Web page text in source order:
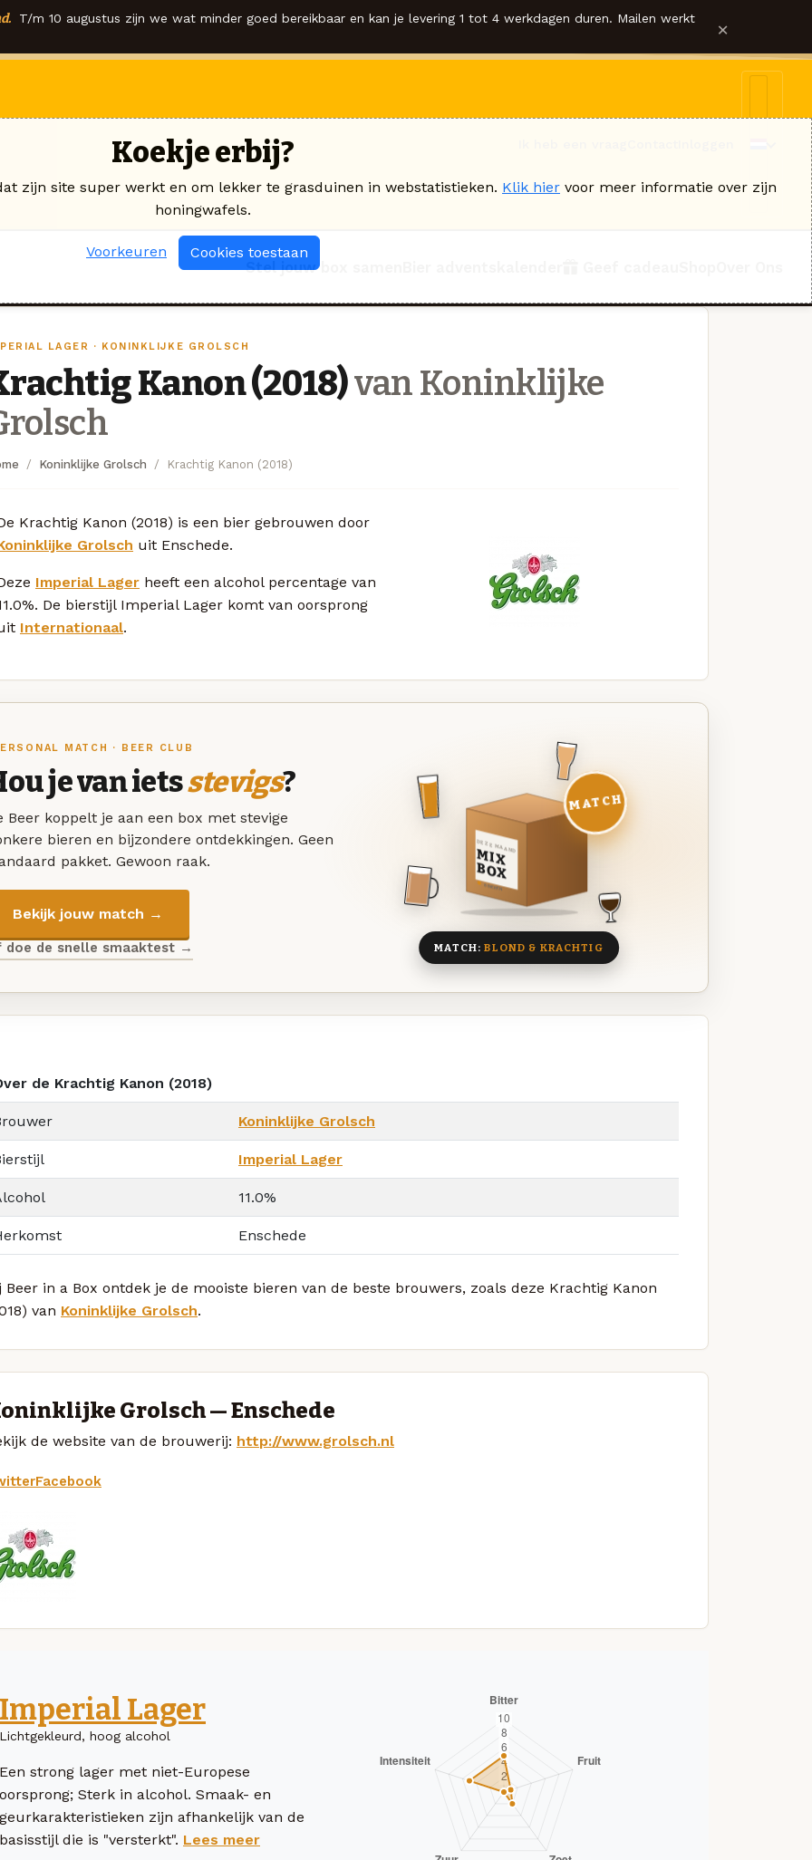
T/m 10 augustus zijn we wat minder goed bereikbaar en kan je levering 1 tot 4 werkdagen duren. Mailen werkt ×
Stel jouw box samen
LAGER · KONINKLIJKE GROLSCH
Kanon (2018)van Koninklijke
Koninklijke Grolsch Krachtig Kanon (2018)
Krachtig Kanon (2018) is een bier gebrouwen door
Grolsch uit Enschede.
Imperial Lager heeft een alcohol percentage van
De bierstijl Imperial Lager komt van oorsprong
Internationaal.
MATCH · BEER CLUB
je van ietsstevigs?
Beer koppelt je aan een box met stevige
bieren en bijzondere ontdekkingen. Geen
pakket. Gewoon raak.
Bekijk jouw match →
doe de snelle smaaktest →
DEZE MAAND
MIX
BOX
8 BIEREN
MATCH
MATCH:BLOND & KRACHTIG
de Krachtig Kanon (2018)
Koninklijke Grolsch
Imperial Lager
11.0%
Enschede
Beer in a Box ontdek je de mooiste bieren van de beste brouwers, zoals deze Krachtig Kanon
van Koninklijke Grolsch.
Grolsch — Enschede
de website van de brouwerij: http://www.grolsch.nl
Facebook
Imperial Lager
Lichtgekleurd, hoog alcohol
Een strong lager met niet-Europese
oorsprong; Sterk in alcohol. Smaak- en
geurkarakteristieken zijn afhankelijk van de
basisstijl die is "versterkt". Lees meer
Koekje erbij?
zijn site super werkt en om lekker te grasduinen in webstatistieken. Klik hier voor meer informatie over zijn
honingwafels.
Voorkeuren Cookies toestaan